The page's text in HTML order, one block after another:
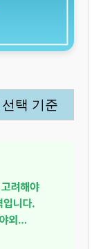
택 기준